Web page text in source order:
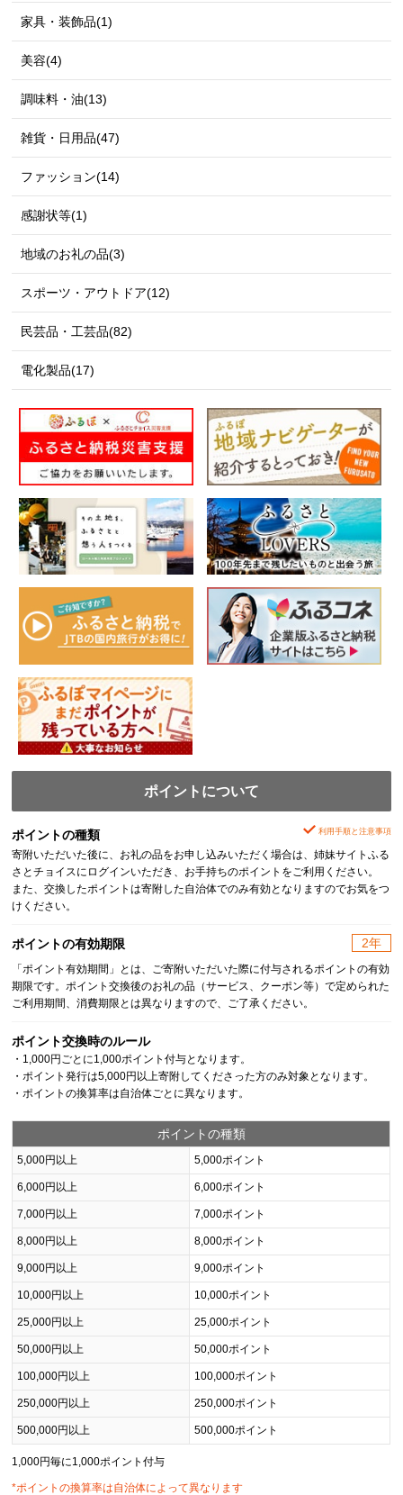
家具・装飾品(1)
美容(4)
調味料・油(13)
雑貨・日用品(47)
ファッション(14)
感謝状等(1)
地域のお礼の品(3)
スポーツ・アウトドア(12)
民芸品・工芸品(82)
電化製品(17)
ポイントについて
ポイントの種類 利用手順と注意事項
寄附いただいた後に、お礼の品をお申し込みいただく場合は、姉妹サイトふる
さとチョイスにログインいただき、お手持ちのポイントをご利用ください。
また、交換したポイントは寄附した自治体でのみ有効となりますのでお気をつ
けください。
ポイントの有効期限 2年
「ポイント有効期間」とは、ご寄附いただいた際に付与されるポイントの有効
期限です。ポイント交換後のお礼の品（サービス、クーポン等）で定められた
ご利用期間、消費期限とは異なりますので、ご了承ください。
ポイント交換時のルール
・1,000円ごとに1,000ポイント付与となります。
・ポイント発行は5,000円以上寄附してくださった方のみ対象となります。
・ポイントの換算率は自治体ごとに異なります。
ポイントの種類
5,000円以上 5,000ポイント
6,000円以上 6,000ポイント
7,000円以上 7,000ポイント
8,000円以上 8,000ポイント
9,000円以上 9,000ポイント
10,000円以上 10,000ポイント
25,000円以上 25,000ポイント
50,000円以上 50,000ポイント
100,000円以上 100,000ポイント
250,000円以上 250,000ポイント
500,000円以上 500,000ポイント
1,000円毎に1,000ポイント付与
*ポイントの換算率は自治体によって異なります